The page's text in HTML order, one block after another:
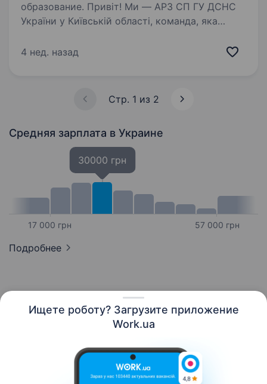
Ищете роботу? Загрузите приложение
Work.ua
образование. Привіт! Ми — АРЗ СП ГУ ДСНС
України у Київській області, команда, яка
людей. Наша місія — рятувати, допомагати і
4 нед. назад
Стр. 1 из 2
Средняя зарплата в Украине
17 000 грн
30000 грн
57 000 грн
Подробнее